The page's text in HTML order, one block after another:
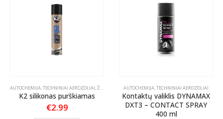
AUTOCHEMIJA,TECHNINIAI AEROZOLIAI,ŽIEMOS PREKĖS
K2 silikonas purškiamas
€2.99
AUTOCHEMIJA,TECHNINIAI AEROZOLIAI
Kontaktų valiklis DYNAMAX
DXT3 – CONTACT SPRAY
400 ml